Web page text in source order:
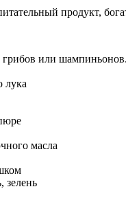
продукт,
грибов или шампиньонов.
лука
масла
зелень